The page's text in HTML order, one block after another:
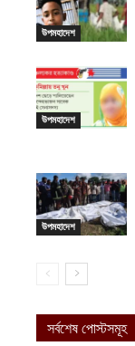
উপমহাদেশ
উপমহাদেশ
উপমহাদেশ
সর্বশেষ পোস্টসমূহ